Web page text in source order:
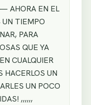
AHORA EN EL
UN TIEMPO
PARA
QUE YA
CUALQUIER
HACERLOS UN
UN POCO
,,,,,,